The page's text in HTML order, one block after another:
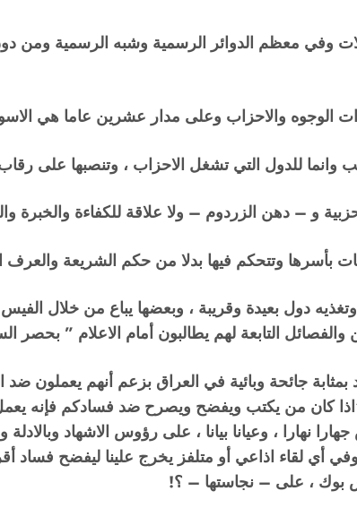
وفي معظم الدوائر الرسمية وشبه الرسمية ومن
الوجوه والاحزاب وعلى مدار عشرين عاما هي
للدول التي تشغل الاحزاب ، وتنصبها على
و – دهن الزردوم – ولا علاقة للكفاءة والخبرة
بأسرها وتتحكم فيها بدلا من حكم الشريعة
دول بعيدة وقريبة ، وبعضها يباع من خلال
التابعة لهم يطالبون أمام الاعلام ” بحصر
جائحة وبائية في العراق بزعم أنهم يعملون ضد
“اذا كان من يكتب ويفضح ويصرح ضد فسادكم فإنه
، وعيانا بيانا ، على رؤوس الاشهاد وبالادلة
أي لقاء اذاعي أو متلفز يخرج علينا ليفضح فساد
بوك ، على – نجاستها – ؟!